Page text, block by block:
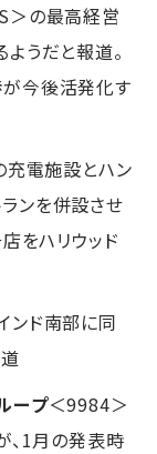
＞の最高経営
うだと報道。
が今後活発化す
充電施設とハン
ンを併設させ
をハリウッド
ンド南部に同
ープ＜9984＞
が、1月の発表時